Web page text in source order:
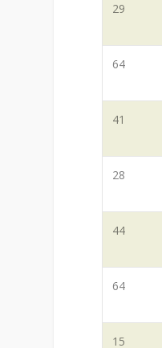
29
64
41
28
44
64
15